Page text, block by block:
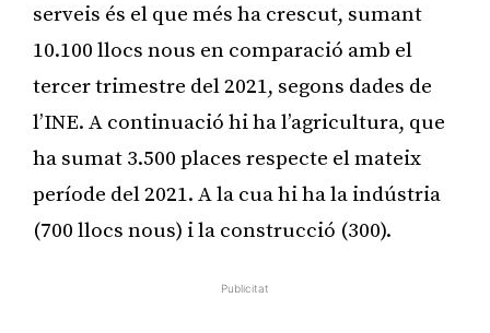
serveis és el que més ha crescut, sumant
10.100 llocs nous en comparació amb el
tercer trimestre del 2021, segons dades de
l’INE. A continuació hi ha l’agricultura, que
ha sumat 3.500 places respecte el mateix
període del 2021. A la cua hi ha la indústria
(700 llocs nous) i la construcció (300).
Publicitat